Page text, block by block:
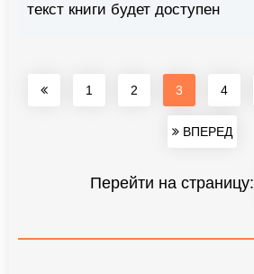
текст книги будет доступен
1 2 3 4
ВПЕРЕД
Перейти на страницу: